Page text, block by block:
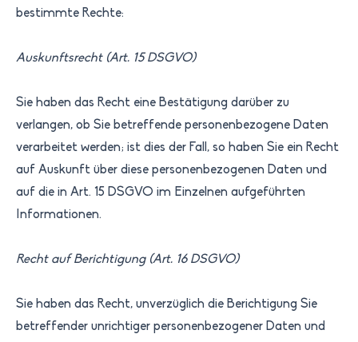
bestimmte Rechte:
Auskunftsrecht (Art. 15 DSGVO)
Sie haben das Recht eine Bestätigung darüber zu
verlangen, ob Sie betreffende personenbezogene Daten
verarbeitet werden; ist dies der Fall, so haben Sie ein Recht
auf Auskunft über diese personenbezogenen Daten und
auf die in Art. 15 DSGVO im Einzelnen aufgeführten
Informationen.
Recht auf Berichtigung (Art. 16 DSGVO)
Sie haben das Recht, unverzüglich die Berichtigung Sie
betreffender unrichtiger personenbezogener Daten und